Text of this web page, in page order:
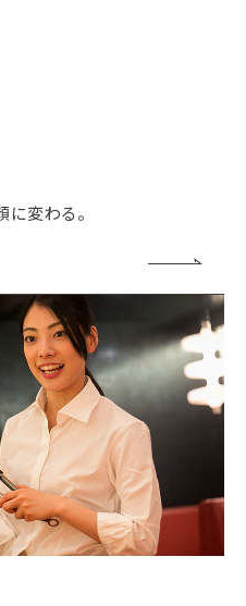
変わる。